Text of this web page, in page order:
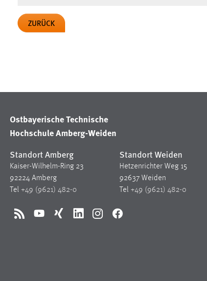
ZURÜCK
Ostbayerische Technische
Hochschule Amberg-Weiden
Standort Amberg
Kaiser-Wilhelm-Ring 23
92224 Amberg
Tel +49 (9621) 482-0
Standort Weiden
Hetzenrichter Weg 15
92637 Weiden
Tel +49 (9621) 482-0
RSS YouTubeXing LinkedInInstagramFacebook
Sitzungslaufzeit, mibew_locale = 3
Login
Name: fe_user, be_user, be_lastLoginProvider
Zweck:
Dieser Cookie ist notwendig um sich an
der Website einloggen zu können.